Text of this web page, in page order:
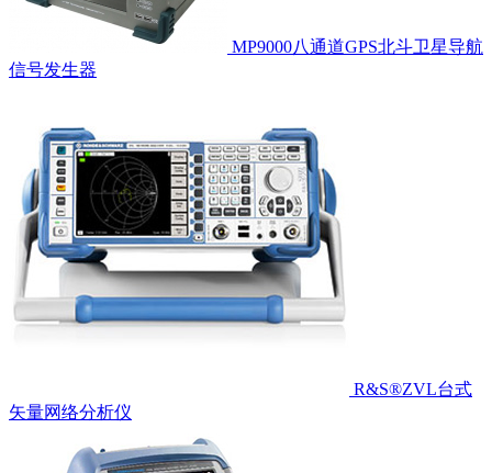
MP9000八通道GPS北斗卫星导航
信号发生器
R&S®ZVL台式
矢量网络分析仪